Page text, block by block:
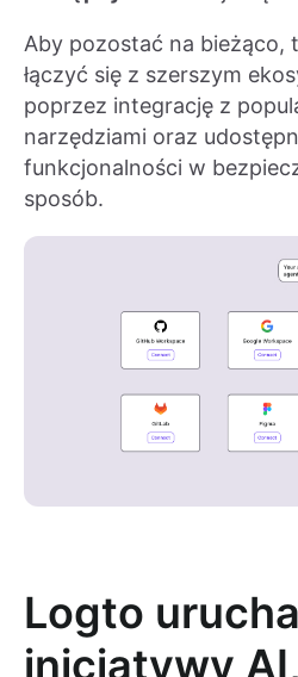
Aby pozostać na bieżąco,
łączyć się z szerszym
poprzez integrację z
narzędziami oraz
funkcjonalności w
sposób.
Logto
inicjatywy